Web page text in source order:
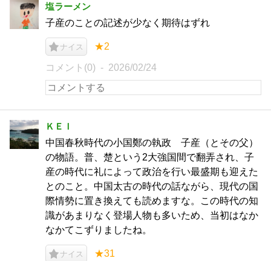
塩ラーメン
子産のことの記述が少なく期待はずれ
ナイス ★2
コメント(0) 2026/02/24
ＫＥＩ
中国春秋時代の小国鄭の執政 子産（とその父）
の物語。普、楚という2大強国間で翻弄され、子
産の時代に礼によって政治を行い最盛期も迎えた
とのこと。中国太古の時代の話ながら、現代の国
際情勢に置き換えても読めますな。この時代の知
識があまりなく登場人物も多いため、当初はなか
なかてこずりましたね。
ナイス ★31